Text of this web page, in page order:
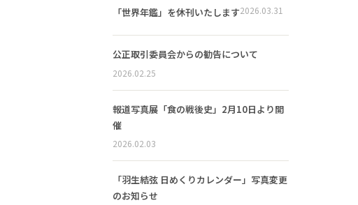
「世界年鑑」を休刊いたします2026.03.31
公正取引委員会からの勧告について
2026.02.25
報道写真展「食の戦後史」2月10日より開
催
2026.02.03
「羽生結弦 日めくりカレンダー」写真変更
のお知らせ